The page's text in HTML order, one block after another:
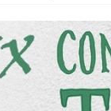
[ 5 agosto 2026 ]
aficionados al
DEPORTES